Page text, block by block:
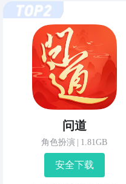
问道
角色扮演 1.81GB
安 全 下 载